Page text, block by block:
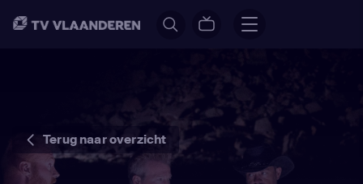
Terug naar overzicht